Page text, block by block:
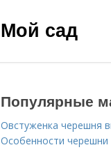
Мой сад
Популярные
Овстуженка черешня
Особенности черешни